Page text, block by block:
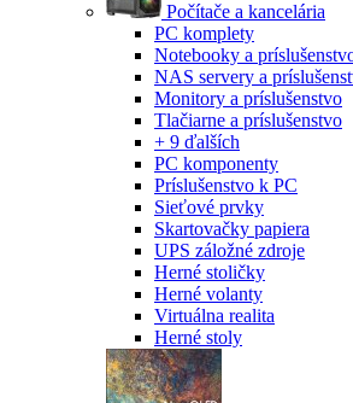
Počítače a kancelária
PC komplety
Notebooky a
NAS servery a
Monitory a príslušenstvo
Tlačiarne a príslušenstvo
+ 9 ďalších
PC komponenty
Príslušenstvo k PC
Sieťové prvky
Skartovačky papiera
UPS záložné zdroje
Herné stoličky
Herné volanty
Virtuálna realita
Herné stoly